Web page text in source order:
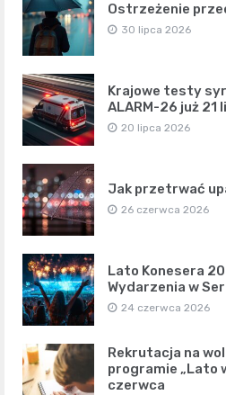
Ostrzeżenie
30 lipca 2026
Krajowe testy
ALARM-26 już 21
20 lipca 2026
Jak przetrwać
26 czerwca 2026
Lato Konesera
Wydarzenia w
24 czerwca 2026
Rekrutacja na
programie „Lato
czerwca